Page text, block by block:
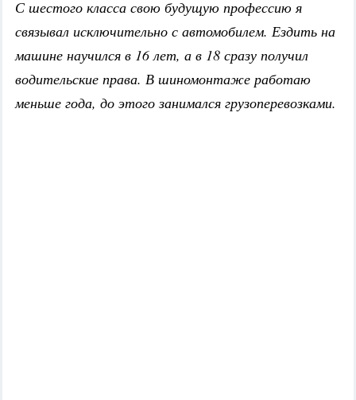
С шестого класса свою будущую профессию я
связывал исключительно с автомобилем. Ездить на
машине научился в 16 лет, а в 18 сразу получил
водительские права. В шиномонтаже работаю
меньше года, до этого занимался грузоперевозками.